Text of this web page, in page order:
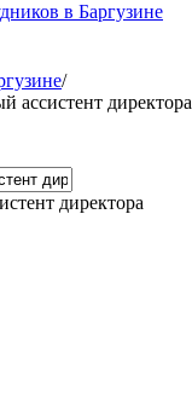
в Баргузине
/
ассистент директора
директора